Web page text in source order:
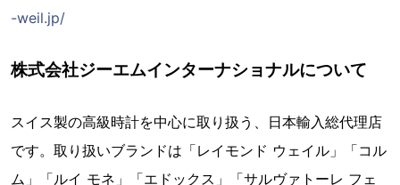
-weil.jp/
株式会社ジーエムインターナショナルについて
スイス製の高級時計を中心に取り扱う、日本輸入総代理店
です。取り扱いブランドは「レイモンド ウェイル」「コル
ム」「ルイ モネ」「エドックス」「サルヴァトーレ フェ